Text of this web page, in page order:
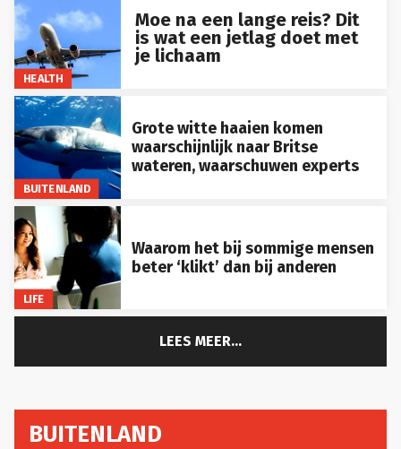
HEALTH
Moe na een lange reis? Dit
is wat een jetlag doet met
je lichaam
BUITENLAND
Grote witte haaien komen
waarschijnlijk naar Britse
wateren, waarschuwen experts
LIFE
Waarom het bij sommige mensen
beter ‘klikt’ dan bij anderen
LEES MEER...
BUITENLAND